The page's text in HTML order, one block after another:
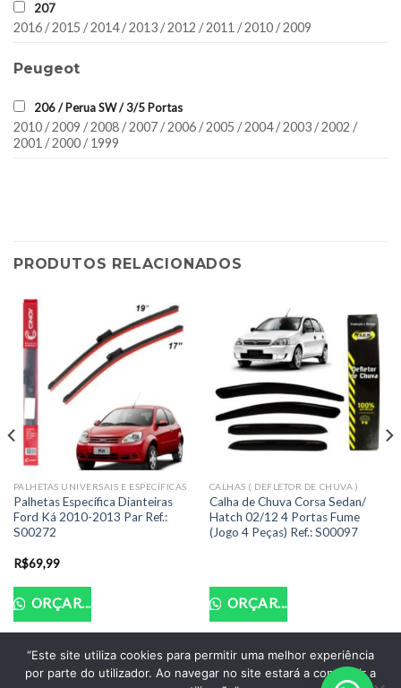
207
2016 / 2015 / 2014 / 2013 / 2012 / 2011 / 2010 / 2009
Peugeot
206 / Perua SW / 3/5 Portas
2010 / 2009 / 2008 / 2007 / 2006 / 2005 / 2004 / 2003 / 2002 /
2001 / 2000 / 1999
PRODUTOS RELACIONADOS
PALHETAS UNIVERSAIS E ESPECÍFICAS
Palhetas Específica Dianteiras
Ford Ká 2010-2013 Par Ref.:
S00272
R$69,99
ORÇAR...
CALHAS ( DEFLETOR DE CHUVA )
Calha de Chuva Corsa Sedan/
Hatch 02/12 4 Portas Fume
(Jogo 4 Peças) Ref.: S00097
ORÇAR...
POLITICA DE PRIVACIDADE TERMOS DE USO
“Este site utiliza cookies para permitir uma melhor experiência
por parte do utilizador. Ao navegar no site estará a consentir a